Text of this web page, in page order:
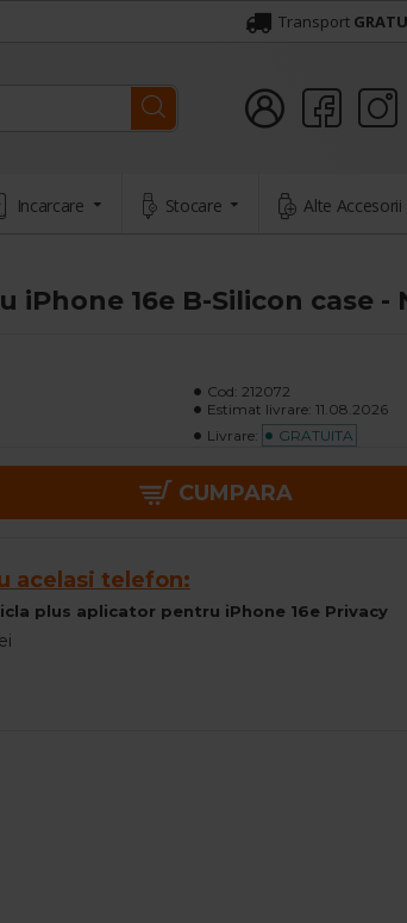
Transport
Incarcare Stocare Alte Accesorii
iPhone 16e B-Silicon case -
Cod: 212072
Estimat livrare: 11.08.2026
Livrare:
GRATUITA
CUMPARA
acelasi telefon:
plus aplicator pentru iPhone 16e Privacy